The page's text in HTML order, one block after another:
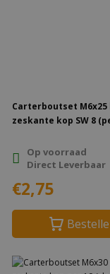
Carterboutset M6x25
zeskante kop SW 8
Op voorraad
Direct Leverbaar
€2,75